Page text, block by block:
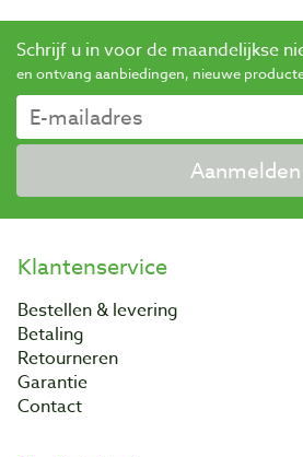
Schrijf u in voor de maandelijkse
en ontvang aanbiedingen, nieuwe
Aanmelden
Klantenservice
Bestellen & levering
Betaling
Retourneren
Garantie
Contact